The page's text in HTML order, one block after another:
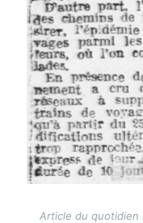
Article du quotidien